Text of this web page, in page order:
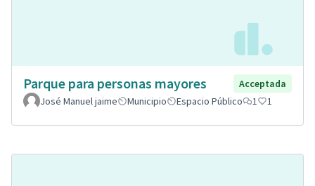
Parque para personas mayores
Acceptada
José Manuel jaime
Municipio Espacio Público 1 1